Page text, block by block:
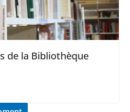
de la Bibliothèque